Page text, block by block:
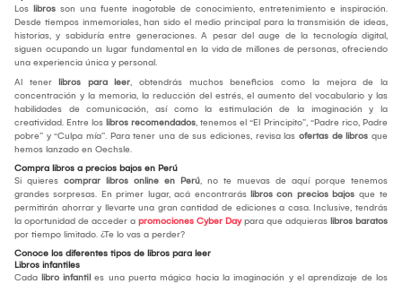
Los libros son una fuente inagotable de conocimiento, entretenimiento e inspiración.
Desde tiempos inmemoriales, han sido el medio principal para la transmisión de ideas,
historias, y sabiduría entre generaciones. A pesar del auge de la tecnología digital,
siguen ocupando un lugar fundamental en la vida de millones de personas, ofreciendo
una experiencia única y personal.
Al tener libros para leer, obtendrás muchos beneficios como la mejora de la
concentración y la memoria, la reducción del estrés, el aumento del vocabulario y las
habilidades de comunicación, así como la estimulación de la imaginación y la
creatividad. Entre los libros recomendados, tenemos el “El Principito”, “Padre rico, Padre
pobre” y “Culpa mía”. Para tener una de sus ediciones, revisa las ofertas de libros que
hemos lanzado en Oechsle.
Compra libros a precios bajos en Perú
Si quieres comprar libros online en Perú, no te muevas de aquí porque tenemos
grandes sorpresas. En primer lugar, acá encontrarás libros con precios bajos que te
permitirán ahorrar y llevarte una gran cantidad de ediciones a casa. Inclusive, tendrás
la oportunidad de acceder a promociones Cyber Daypara que adquieras libros baratos
por tiempo limitado. ¿Te lo vas a perder?
Conoce los diferentes tipos de libros para leer
Libros infantiles
Cada libro infantil es una puerta mágica hacia la imaginación y el aprendizaje de los